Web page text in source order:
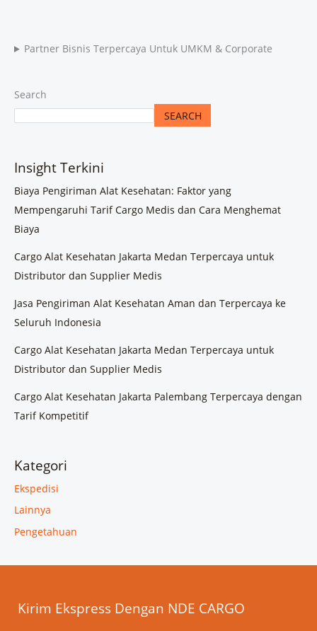
Partner Bisnis Terpercaya Untuk UMKM & Corporate
Search
SEARCH
Insight Terkini
Biaya Pengiriman Alat Kesehatan: Faktor yang
Mempengaruhi Tarif Cargo Medis dan Cara Menghemat
Biaya
Cargo Alat Kesehatan Jakarta Medan Terpercaya untuk
Distributor dan Supplier Medis
Jasa Pengiriman Alat Kesehatan Aman dan Terpercaya ke
Seluruh Indonesia
Cargo Alat Kesehatan Jakarta Medan Terpercaya untuk
Distributor dan Supplier Medis
Cargo Alat Kesehatan Jakarta Palembang Terpercaya dengan
Tarif Kompetitif
Kategori
Ekspedisi
Lainnya
Pengetahuan
Kirim Ekspress Dengan NDE CARGO